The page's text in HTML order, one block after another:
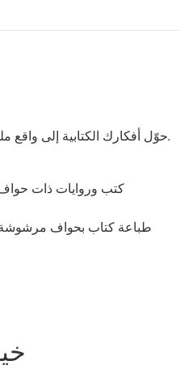
حوّل أفكارك الكتابية إلى واقع ملموس مع هيمي. نطبع كتباً عالية الجودة بأسعار معقولة للمؤلفين والمبدعين والناشرين.
كتب وروايات ذات